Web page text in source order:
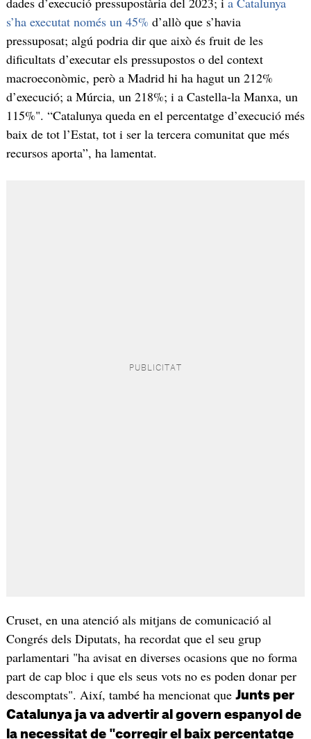
s’ha executat només un 45% d’allò que s’havia
pressuposat; algú podria dir que això és fruit de les
dificultats d’executar els pressupostos o del context
macroeconòmic, però a Madrid hi ha hagut un 212%
d’execució; a Múrcia, un 218%; i a Castella-la Manxa, un
115%". “Catalunya queda en el percentatge d’execució més
baix de tot l’Estat, tot i ser la tercera comunitat que més
recursos aporta”, ha lamentat.
Cruset, en una atenció als mitjans de comunicació al
Congrés dels Diputats, ha recordat que el seu grup
parlamentari "ha avisat en diverses ocasions que no forma
part de cap bloc i que els seus vots no es poden donar per
descomptats". Així, també ha mencionat que Junts per
Catalunya ja va advertir al govern espanyol de
la necessitat de "corregir el baix percentatge